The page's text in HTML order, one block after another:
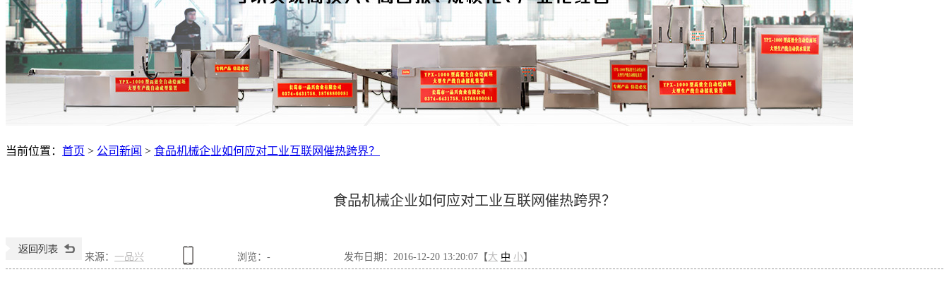
当前位置： 首页 > 公司新闻 > 食品机械企业如何应对工业互联网催热跨界？
食品机械企业如何应对工业互联网催热跨界？
来源： 一品兴 浏览： - 发布日期：2016-12-20 13:20:07【大 中 小】